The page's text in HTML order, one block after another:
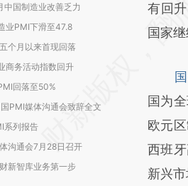
中国制造业改善乏力
业PMI下滑至47.8
个月以来首现回落
商务活动指数回升
回落至50%
PMI媒体沟通会致辞全文
系列报告
沟通会7月28日召开
新智库业务第一步
新观
对和
有回
国家继
国为
欧元
西班
新兴市